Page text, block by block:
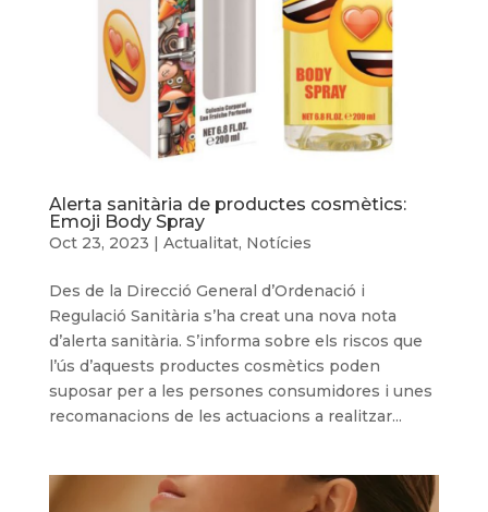
Alerta sanitària de productes cosmètics:
Emoji Body Spray
Oct 23, 2023 Actualitat, Notícies
Des de la Direcció General d’Ordenació i
Regulació Sanitària s’ha creat una nova nota
d’alerta sanitària. S’informa sobre els riscos que
l’ús d’aquests productes cosmètics poden
suposar per a les persones consumidores i unes
recomanacions de les actuacions a realitzar...